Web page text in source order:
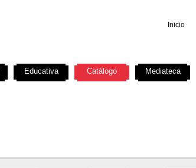
Inicio
Educativa Catálogo Mediateca